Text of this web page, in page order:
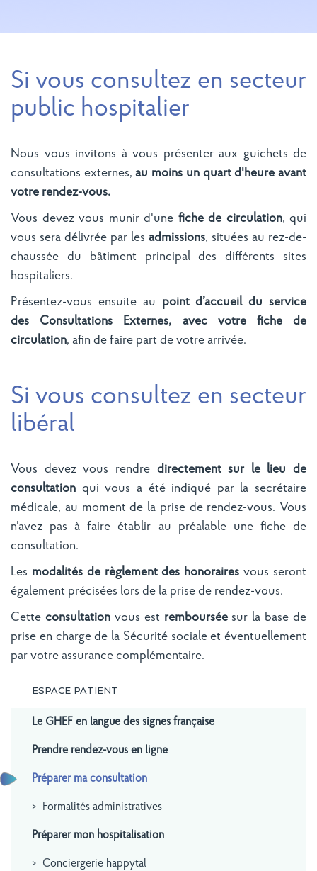
Si vous consultez en secteur
public hospitalier
Nous vous invitons à vous présenter aux guichets de
consultations externes,au moins un quart d'heure avant
votre rendez-vous.
Vous devez vous munir d'une fiche de circulation, qui
vous sera délivrée par les admissions, situées au rez-de-
chaussée du bâtiment principal des différents sites
hospitaliers.
Présentez-vous ensuite au point d’accueil du service
des Consultations Externes, avec votre fiche de
circulation, afin de faire part de votre arrivée.
Si vous consultez en secteur
libéral
Vous devez vous rendre directement sur le lieu de
consultation qui vous a été indiqué par la secrétaire
médicale, au moment de la prise de rendez-vous. Vous
n'avez pas à faire établir au préalable une fiche de
consultation.
Les modalités de règlement des honoraires vous seront
également précisées lors de la prise de rendez-vous.
Cette consultation vous est remboursée sur la base de
prise en charge de la Sécurité sociale et éventuellement
par votre assurance complémentaire.
ESPACE PATIENT
Le GHEF en langue des signes française
Prendre rendez-vous en ligne
Préparer ma consultation
Formalités administratives
Préparer mon hospitalisation
Conciergerie happytal